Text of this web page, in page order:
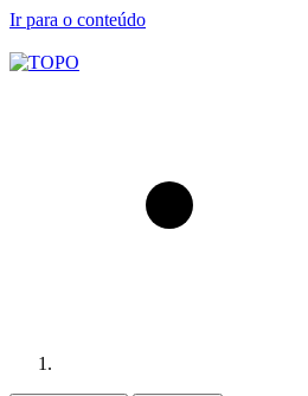
Ir para o conteúdo